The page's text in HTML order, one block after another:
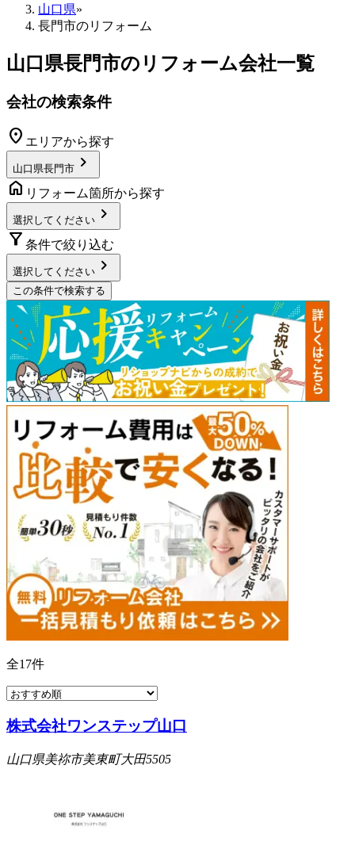
山口県»
長門市のリフォーム
山口県長門市のリフォーム会社一覧
会社の検索条件
location_on エリアから探す
山口県長門市 chevron_right
home リフォーム箇所から探す
選択してください chevron_right
filter_alt 条件で絞り込む
選択してください chevron_right
この条件で検索する
全17件
株式会社ワンステップ山口
山口県美祢市美東町大田5505